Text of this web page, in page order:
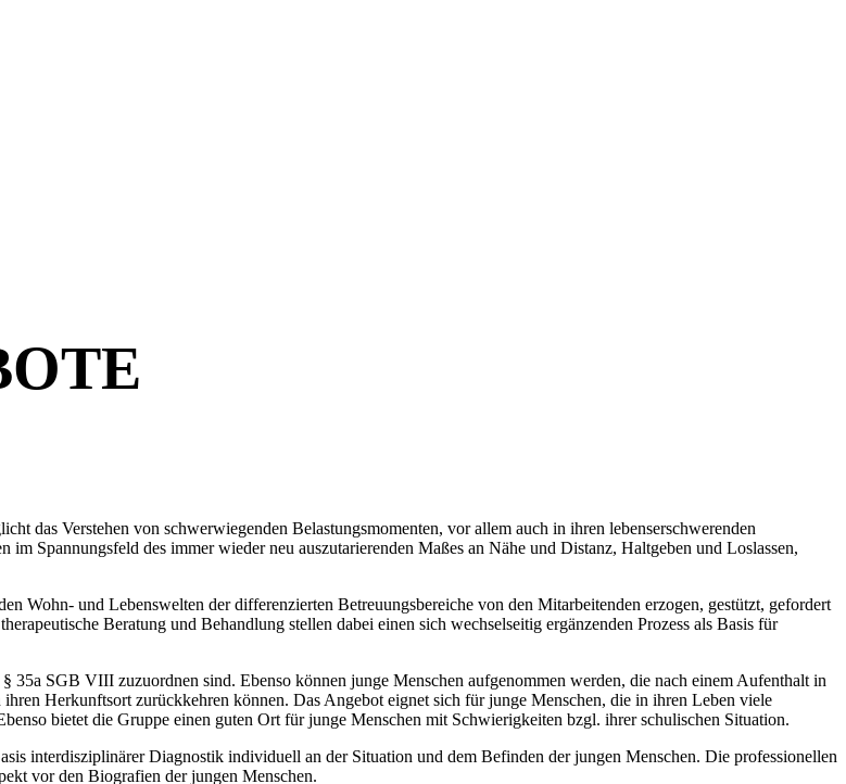
das Verstehen von schwerwiegenden Belastungsmomenten, vor allem auch in ihren lebenserschwerenden
Spannungsfeld des immer wieder neu auszutarierenden Maßes an Nähe und Distanz, Haltgeben und Loslassen,
Wohn- und Lebenswelten der differenzierten Betreuungsbereiche von den Mitarbeitenden erzogen, gestützt, gefordert
Beratung und Behandlung stellen dabei einen sich wechselseitig ergänzenden Prozess als Basis für
35a SGB VIII zuzuordnen sind. Ebenso können junge Menschen aufgenommen werden, die nach einem Aufenthalt in
Herkunftsort zurückkehren können. Das Angebot eignet sich für junge Menschen, die in ihren Leben viele
bietet die Gruppe einen guten Ort für junge Menschen mit Schwierigkeiten bzgl. ihrer schulischen Situation.
interdisziplinärer Diagnostik individuell an der Situation und dem Befinden der jungen Menschen. Die professionellen
vor den Biografien der jungen Menschen.